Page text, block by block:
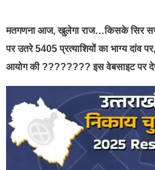
मतगणना आज, खुलेगा राज…किसके सिर
पर उतरे 5405 प्रत्याशियों का भाग्य
आयोग की ???????? इस वेबसाइट पर